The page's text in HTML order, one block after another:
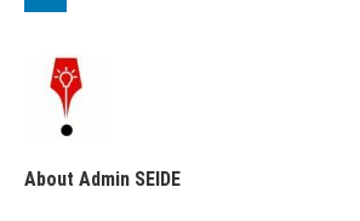
About Admin SEIDE